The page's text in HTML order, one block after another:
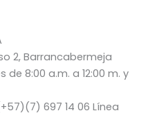
2, Barrancabermeja
de 8:00 a.m. a 12:00 m. y
697 14 06 Línea